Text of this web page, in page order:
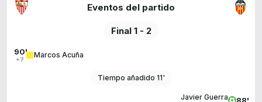
Eventos del partido
Final 1 - 2
90'
+7
Marcos Acuña
Tiempo añadido 11'
Javier Guerra